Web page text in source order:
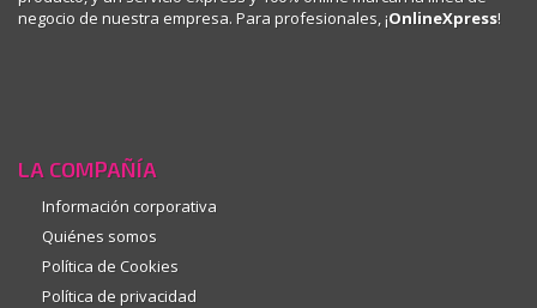
negocio de nuestra empresa. Para profesionales, ¡OnlineXpress!
LA COMPAÑÍA
Información corporativa
Quiénes somos
Política de Cookies
Política de privacidad